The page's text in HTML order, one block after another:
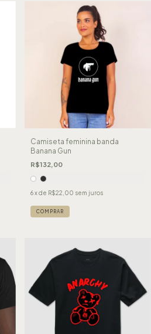
Camiseta feminina banda
Banana Gun
R$132,00
6 x de R$22,00 sem juros
COMPRAR